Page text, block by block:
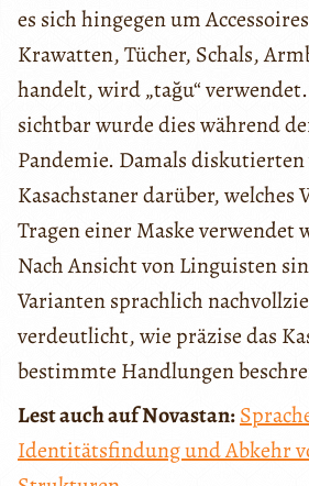
es sich hingegen um
Krawatten, Tücher, Schals,
handelt, wird „tağu“
sichtbar wurde dies während
Pandemie. Damals diskutierten
Kasachstaner darüber, welches
Tragen einer Maske verwendet
Nach Ansicht von Linguisten
Varianten sprachlich
verdeutlicht, wie präzise das
bestimmte Handlungen
Lest auch auf Novastan:
Identitätsfindung und Abkehr